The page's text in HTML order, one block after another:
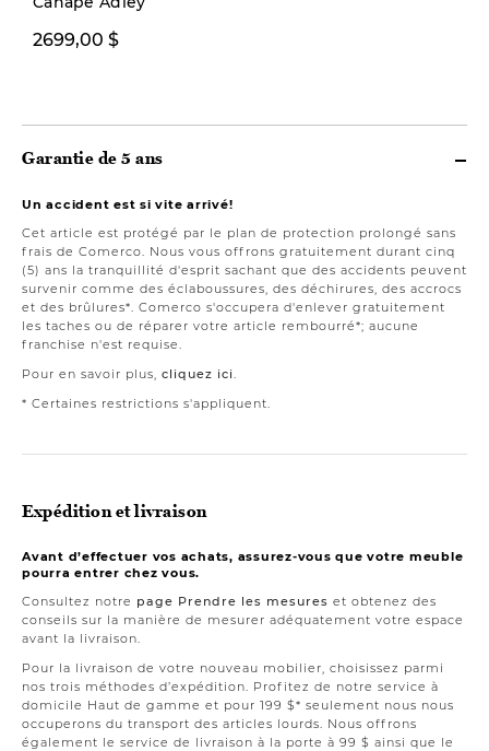
2699,00 $
Garantie de 5 ans
Un accident est si vite arrivé!
Cet article est protégé par le plan de protection prolongé sans
frais de Comerco. Nous vous offrons gratuitement durant cinq
(5) ans la tranquillité d'esprit sachant que des accidents peuvent
survenir comme des éclaboussures, des déchirures, des accrocs
et des brûlures*. Comerco s'occupera d'enlever gratuitement
les taches ou de réparer votre article rembourré*; aucune
franchise n'est requise.
Pour en savoir plus, cliquez ici
* Certaines restrictions s'appliquent.
Expédition et livraison
Avant d’effectuer vos achats, assurez-vous que votre meuble
pourra entrer chez vous.
Consultez notre page Prendre les mesures et obtenez des
conseils sur la manière de mesurer adéquatement votre espace
avant la livraison.
Pour la livraison de votre nouveau mobilier, choisissez parmi
nos trois méthodes d’expédition. Profitez de notre service à
domicile Haut de gamme et pour 199 $* seulement nous nous
occuperons du transport des articles lourds. Nous offrons
également le service de livraison à la porte à 99 $ ainsi que le